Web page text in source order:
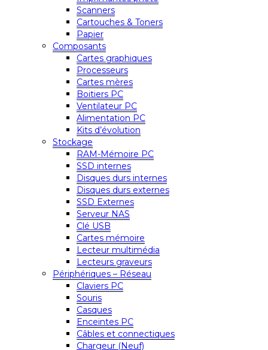
Scanners
Cartouches & Toners
Papier
Composants
Cartes graphiques
Processeurs
Cartes mères
Boitiers PC
Ventilateur PC
Alimentation PC
Kits d’évolution
Stockage
RAM-Mémoire PC
SSD internes
Disques durs internes
Disques durs externes
SSD Externes
Serveur NAS
Clé USB
Cartes mémoire
Lecteur multimédia
Lecteurs graveurs
Périphériques – Réseau
Claviers PC
Souris
Casques
Enceintes PC
Câbles et connectiques
Chargeur (Neuf)